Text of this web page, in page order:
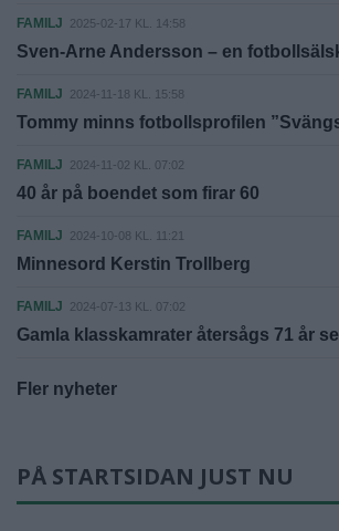
FAMILJ 2025-02-17 KL. 14:58
Sven-Arne Andersson – en
FAMILJ 2024-11-18 KL. 15:58
Tommy minns fotbollsprofilen
FAMILJ 2024-11-02 KL. 07:02
40 år på boendet som firar 60
FAMILJ 2024-10-08 KL. 11:21
Minnesord Kerstin Trollberg
FAMILJ 2024-07-13 KL. 07:02
Gamla klasskamrater återsågs 71 år
Fler nyheter
PÅ STARTSIDAN JUST NU